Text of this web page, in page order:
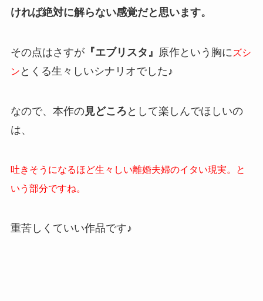
ければ絶対に解らない感覚だと思います。
その点はさすが『エブリスタ』 原作という胸に ズシ
ン とくる生々しいシナリオでした♪
なので、本作の見どころ として楽しんでほしいの
は、
吐きそうになるほど生々しい離婚夫婦のイタい現実。と
いう部分ですね。
重苦しくていい作品です♪